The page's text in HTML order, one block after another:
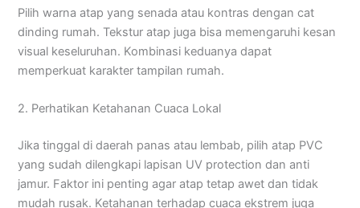
Pilih warna atap yang senada atau kontras dengan cat
dinding rumah. Tekstur atap juga bisa memengaruhi kesan
visual keseluruhan. Kombinasi keduanya dapat
memperkuat karakter tampilan rumah.
2. Perhatikan Ketahanan Cuaca Lokal
Jika tinggal di daerah panas atau lembab, pilih atap PVC
yang sudah dilengkapi lapisan UV protection dan anti
jamur. Faktor ini penting agar atap tetap awet dan tidak
mudah rusak. Ketahanan terhadap cuaca ekstrem juga